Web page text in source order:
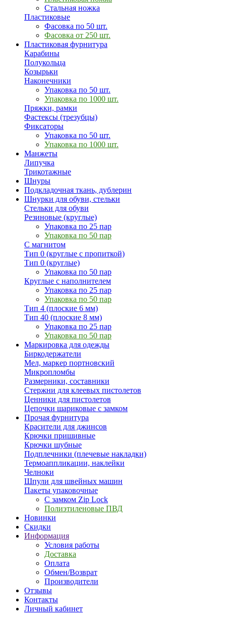
Стальная ножка
Пластиковые
Фасовка по 50 шт.
Фасовка от 250 шт.
Пластиковая фурнитура
Карабины
Полукольца
Козырьки
Наконечники
Упаковка по 50 шт.
Упаковка по 1000 шт.
Пряжки, рамки
Фастексы (трезубцы)
Фиксаторы
Упаковка по 50 шт.
Упаковка по 1000 шт.
Манжеты
Липучка
Трикотажные
Шнуры
Подкладочная ткань, дублерин
Шнурки для обуви, стельки
Стельки для обуви
Резиновые (круглые)
Упаковка по 25 пар
Упаковка по 50 пар
С магнитом
Тип 0 (круглые с пропиткой)
Тип 0 (круглые)
Упаковка по 50 пар
Круглые с наполнителем
Упаковка по 25 пар
Упаковка по 50 пар
Тип 4 (плоские 6 мм)
Тип 40 (плоские 8 мм)
Упаковка по 25 пар
Упаковка по 50 пар
Маркировка для одежды
Биркодержатели
Мел, маркер портновский
Микропломбы
Размерники, составники
Стержни для клеевых пистолетов
Ценники для пистолетов
Цепочки шариковые с замком
Прочая фурнитура
Красители для джинсов
Крючки пришивные
Крючки шубные
Подплечники (плечевые накладки)
Термоаппликации, наклейки
Челноки
Шпули для швейных машин
Пакеты упаковочные
С замком Zip Lock
Полиэтиленовые ПВД
Новинки
Скидки
Информация
Условия работы
Доставка
Оплата
Обмен/Возврат
Производители
Отзывы
Контакты
Личный кабинет